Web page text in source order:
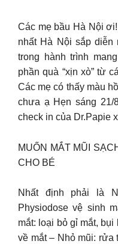
Các mẹ bầu Hà Nội
nhất Hà Nội sắp
trong hành trình
phần quà “xịn xò” từ
Các mẹ có thấy màu
chưa ạ Hẹn sáng 21/
check in của Dr.Papie
MUỐN MẮT MŨI
CHO BÉ
Nhất định phải là
Physiodose vệ sinh
mắt: loại bỏ gỉ mắt,
về mắt – Nhỏ mũi: rửa